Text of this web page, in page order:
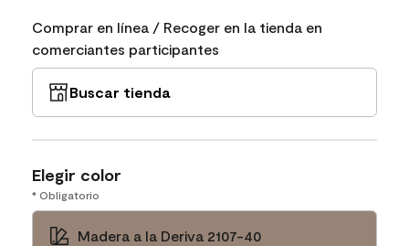
Comprar en línea / Recoger en la tienda en
comerciantes participantes
Buscar tienda
Elegir color
* Obligatorio
Madera a la Deriva 2107-40